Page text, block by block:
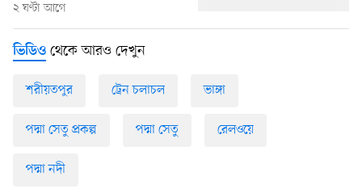
২ ঘণ্টা আগে
ভিডিও থেকে আরও দেখুন
শরীয়তপুর ট্রেন চলাচল ভাঙ্গা
পদ্মা সেতু প্রকল্প পদ্মা সেতু রেলওয়ে
পদ্মা নদী